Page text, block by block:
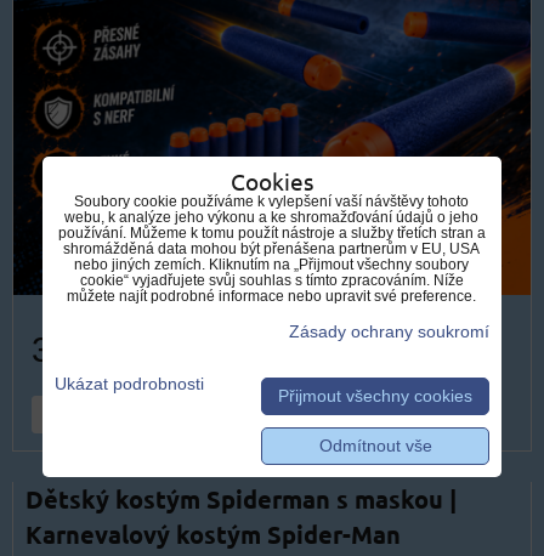
319 Kč
DO KOŠÍKU
Dětský kostým Spiderman s maskou |
Karnevalový kostým Spider-Man
Cookies
Soubory cookie používáme k vylepšení vaší návštěvy tohoto
webu, k analýze jeho výkonu a ke shromažďování údajů o jeho
používání. Můžeme k tomu použít nástroje a služby třetích stran a
shromážděná data mohou být přenášena partnerům v EU, USA
nebo jiných zemích. Kliknutím na „Přijmout všechny soubory
cookie“ vyjadřujete svůj souhlas s tímto zpracováním. Níže
můžete najít podrobné informace nebo upravit své preference.
Zásady ochrany soukromí
Ukázat podrobnosti
Přijmout všechny cookies
Odmítnout vše